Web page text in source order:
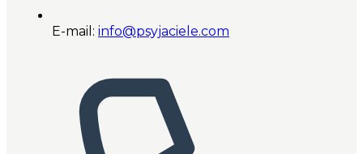
E-mail: info@psyjaciele.com